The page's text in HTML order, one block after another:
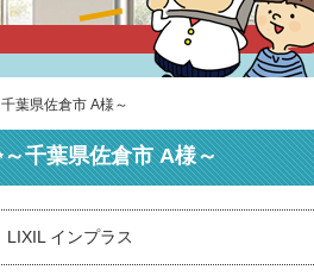
葉県佐倉市 A様～
千葉県佐倉市 A様～
LIXIL インプラス